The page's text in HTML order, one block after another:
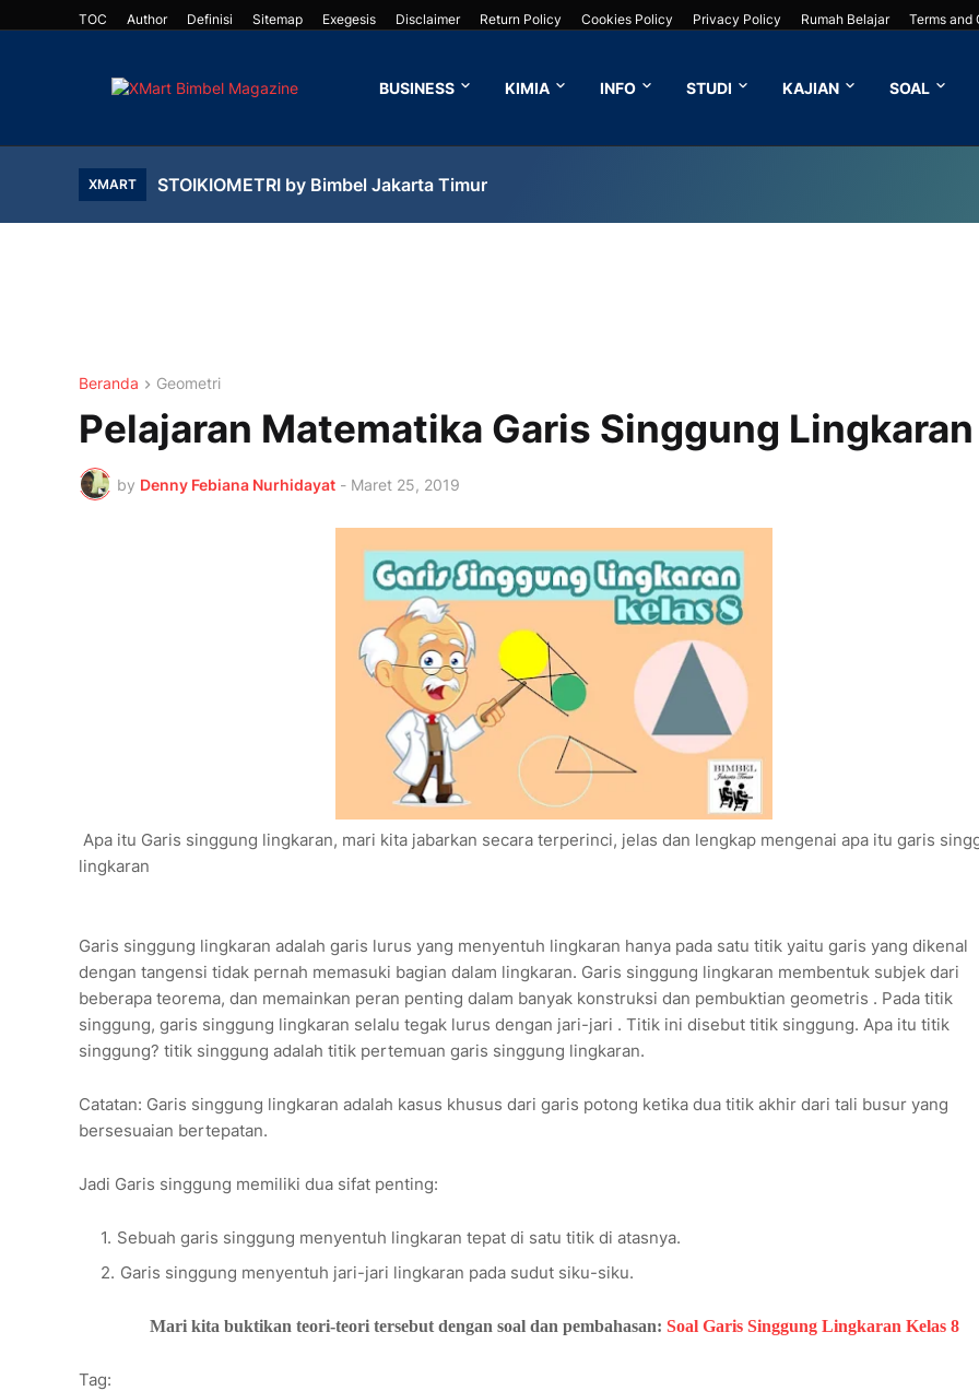
TOC Author Definisi Sitemap Exegesis Disclaimer Return Policy Cookies Policy Privacy Policy Rumah Belajar Terms and
BUSINESS KIMIA INFO STUDI KAJIAN SOAL
XMART Suhu Dan Kalor (Materi SMU) By Bimbel Jakarta Timur
Beranda Geometri
Pelajaran Matematika Garis Singgung Lingkaran
by Denny Febiana Nurhidayat - Maret 25, 2019
Apa itu Garis singgung lingkaran, mari kita jabarkan secara terperinci, jelas dan lengkap mengenai apa itu garis
lingkaran
Garis singgung lingkaran adalah garis lurus yang menyentuh lingkaran hanya pada satu titik yaitu garis yang dikenal
dengan tangensi tidak pernah memasuki bagian dalam lingkaran. Garis singgung lingkaran membentuk subjek dari
beberapa teorema, dan memainkan peran penting dalam banyak konstruksi dan pembuktian geometris . Pada titik
singgung, garis singgung lingkaran selalu tegak lurus dengan jari-jari . Titik ini disebut titik singgung. Apa itu titik
singgung? titik singgung adalah titik pertemuan garis singgung lingkaran.
Catatan: Garis singgung lingkaran adalah kasus khusus dari garis potong ketika dua titik akhir dari tali busur yang
bersesuaian bertepatan.
Jadi Garis singgung memiliki dua sifat penting:
Sebuah garis singgung menyentuh lingkaran tepat di satu titik di atasnya.
Garis singgung menyentuh jari-jari lingkaran pada sudut siku-siku.
Mari kita buktikan teori-teori tersebut dengan soal dan pembahasan: Soal Garis Singgung Lingkaran Kelas 8
Tag: